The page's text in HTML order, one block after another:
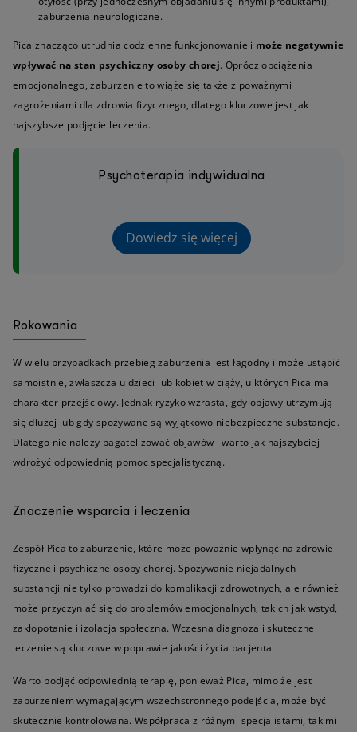
zaburzenia neurologiczne.
Pica znacząco utrudnia codzienne funkcjonowanie i może negatywnie
wpływać na stan psychiczny osoby chorej. Oprócz obciążenia
emocjonalnego, zaburzenie to wiąże się także z poważnymi
zagrożeniami dla zdrowia fizycznego, dlatego kluczowe jest jak
najszybsze podjęcie leczenia.
Psychoterapia indywidualna
Dowiedz się więcej
Rokowania
W wielu przypadkach przebieg zaburzenia jest łagodny i może ustąpić
samoistnie, zwłaszcza u dzieci lub kobiet w ciąży, u których Pica ma
charakter przejściowy. Jednak ryzyko wzrasta, gdy objawy utrzymują
się dłużej lub gdy spożywane są wyjątkowo niebezpieczne substancje.
Dlatego nie należy bagatelizować objawów i warto jak najszybciej
wdrożyć odpowiednią pomoc specjalistyczną.
Znaczenie wsparcia i leczenia
Zespół Pica to zaburzenie, które może poważnie wpłynąć na zdrowie
fizyczne i psychiczne osoby chorej. Spożywanie niejadalnych
substancji nie tylko prowadzi do komplikacji zdrowotnych, ale również
może przyczyniać się do problemów emocjonalnych, takich jak wstyd,
zakłopotanie i izolacja społeczna. Wczesna diagnoza i skuteczne
leczenie są kluczowe w poprawie jakości życia pacjenta.
Warto podjąć odpowiednią terapię, ponieważ Pica, mimo że jest
zaburzeniem wymagającym wszechstronnego podejścia, może być
skutecznie kontrolowana. Współpraca z różnymi specjalistami, takimi